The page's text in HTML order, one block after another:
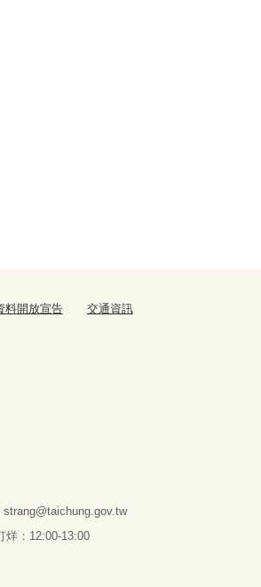
料開放宣告 交通資訊
strang@taichung.gov.tw
烊：12:00-13:00